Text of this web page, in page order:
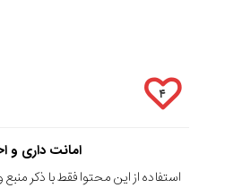
۴
امانت داری و
استفاده از این محتوا فقط با ذکر